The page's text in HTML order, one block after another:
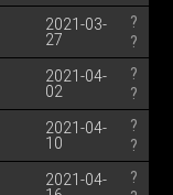
2021-03-
27
?
?
2021-04-
02
?
?
2021-04-
10
?
?
2021-04-
?